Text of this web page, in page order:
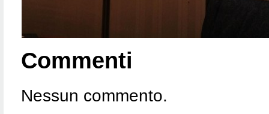
Commenti
Nessun commento.